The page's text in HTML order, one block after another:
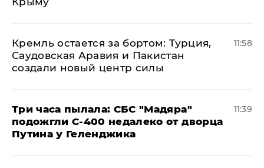
​Кремль остается за бортом: Турция,
Саудовская Аравия и Пакистан
создали новый центр силы
11:58
Три часа пылала: СБС "Мадяра"
подожгли С-400 недалеко от дворца
Путина у Геленджика
11:39